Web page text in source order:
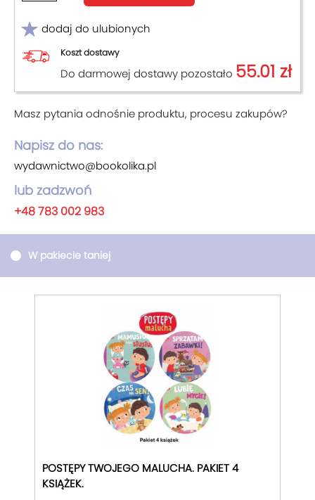
dodaj do ulubionych
Koszt dostawy
Do darmowej dostawy pozostało 55.01 zł
Masz pytania odnośnie produktu, procesu zakupów?
Napisz do nas:
wydawnictwo@bookolika.pl
lub zadzwoń
+48 783 002 983
W pakiecie taniej
POSTĘPY TWOJEGO MALUCHA. PAKIET 4
KSIĄŻEK.